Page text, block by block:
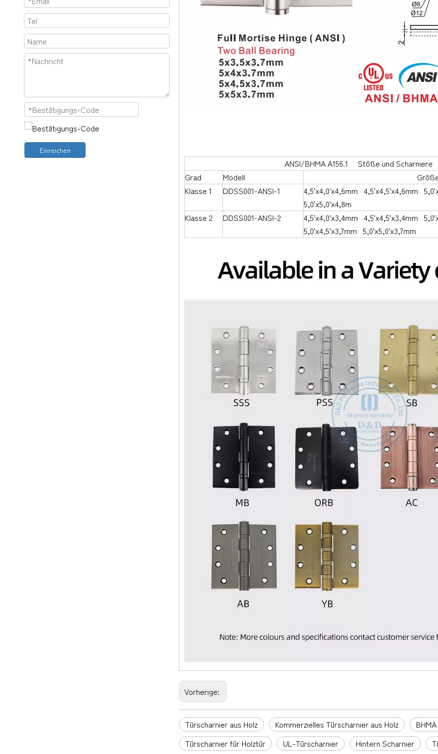
Einreichen
ANSI/BHMA A156.1 Stöße und Scharniere
Grad
Modell
Klasse 1
DDSS001-ANSI-1 4,5'x4,0'x4,6mm 4,5'x4,5'x4,6mm
5,0'x5,0'x4,8m
Klasse 2
DDSS001-ANSI-2 4,5'x4,0'x3,4mm 4,5'x4,5'x3,4mm
5,0'x4,5'x3,7mm 5,0'x5,0'x3,7mm
Vorherige:
Türscharnier aus Holz Kommerzielles Türscharnier aus Holz
Türscharnier für Holztür
UL-Türscharnier Hintern Scharnier